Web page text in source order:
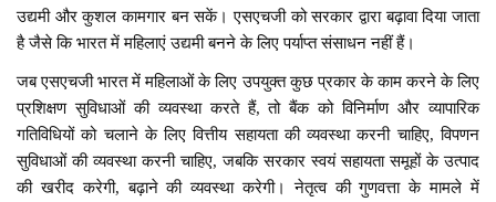
उद्यमी और कुशल कामगार बन सकें। एसएचजी को सरकार द्वारा बढ़ावा दिया जाता
है जैसे कि भारत में महिलाएं उद्यमी बनने के लिए पर्याप्त संसाधन नहीं हैं।
जब एसएचजी भारत में महिलाओं के लिए उपयुक्त कुछ प्रकार के काम करने के लिए
प्रशिक्षण सुविधाओं की व्यवस्था करते हैं, तो बैंक को विनिर्माण और व्यापारिक
गतिविधियों को चलाने के लिए वित्तीय सहायता की व्यवस्था करनी चाहिए, विपणन
सुविधाओं की व्यवस्था करनी चाहिए, जबकि सरकार स्वयं सहायता समूहों के उत्पाद
की खरीद करेगी, बढ़ाने की व्यवस्था करेगी। नेतृत्व की गुणवत्ता के मामले में